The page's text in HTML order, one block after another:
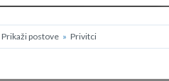
Prikaži postove » Privitci